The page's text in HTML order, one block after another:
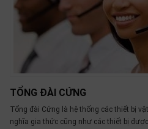
TỔNG ĐÀI CỨNG
Tổng đài Cứng là hệ thống các thiết bị
nghĩa gia thức cũng như các thiết bị
thiệu
NGÔN
việt
English